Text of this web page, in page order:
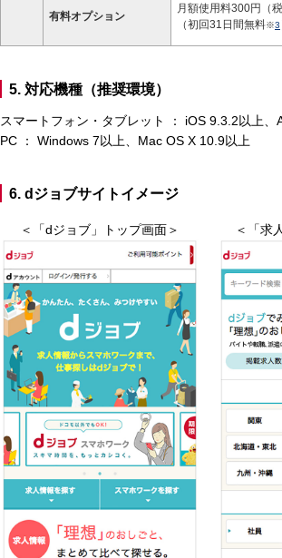
有料オプション
月額使用料300円（税
（初回31日間無料※3
5. 対応機種（推奨環境）
スマートフォン・タブレット ： iOS 9.3.2以上、
PC ： Windows 7以上、Mac OS X 10.9以上
6. dジョブサイトイメージ
＜「dジョブ」トップ画面＞ ＜「求